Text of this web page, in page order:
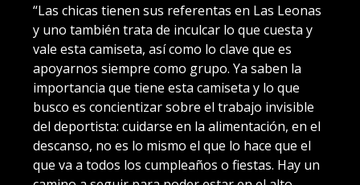
“Las chicas tienen sus referentas en Las Leonas
y uno también trata de inculcar lo que cuesta y
vale esta camiseta, así como lo clave que es
apoyarnos siempre como grupo. Ya saben la
importancia que tiene esta camiseta y lo que
busco es concientizar sobre el trabajo invisible
del deportista: cuidarse en la alimentación, en el
descanso, no es lo mismo el que lo hace que el
que va a todos los cumpleaños o fiestas. Hay un